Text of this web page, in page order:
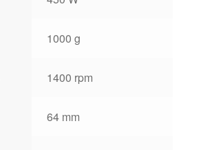
1000 g
1400 rpm
64 mm